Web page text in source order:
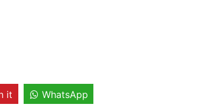
it WhatsApp